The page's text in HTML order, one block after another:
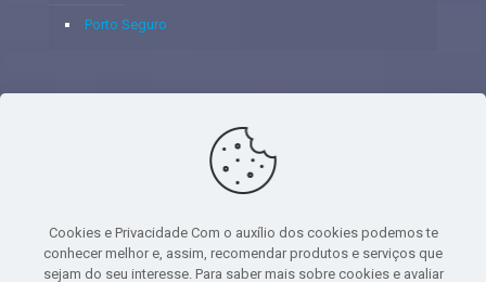
Porto Seguro
© 2020 - Yoshie & Maia Corretora de Seguros Ltda - CNPJ:
05.459.716/0001-75 - SUSEP: 100637106 AV DOS
PAVIMENTO - CEP 06.020-012 - VILA YARA - OSASCO - UF SP -
TELEFONE - (11) 8251-9266
Cookies e Privacidade Com o auxílio dos cookies podemos te
conhecer melhor e, assim, recomendar produtos e serviços que
sejam do seu interesse. Para saber mais sobre cookies e avaliar